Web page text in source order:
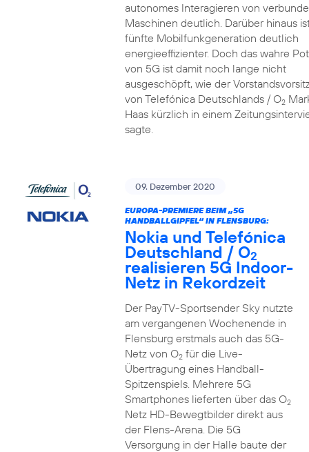
autonomes Interagieren von
Maschinen deutlich. Darüber hinaus
fünfte Mobilfunkgeneration deutlich
energieeffizienter. Doch das wahre
von 5G ist damit noch lange nicht
ausgeschöpft, wie der
von Telefónica Deutschlands / O2
Haas kürzlich in einem
sagte.
09. Dezember 2020
EUROPA-PREMIERE BEIM „5G
HANDBALLGIPFEL“ IN FLENSBURG:
Nokia und Telefónica
Deutschland / O2
realisieren 5G Indoor-
Netz in Rekordzeit
Der PayTV-Sportsender Sky nutzte
am vergangenen Wochenende in
Flensburg erstmals auch das 5G-
Netz von O2für die Live-
Übertragung eines Handball-
Spitzenspiels. Mehrere 5G
Smartphones lieferten über das O2
Netz HD-Bewegtbilder direkt aus
der Flens-Arena. Die 5G
Versorgung in der Halle baute der